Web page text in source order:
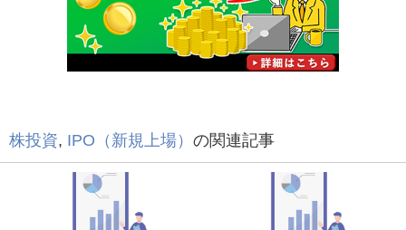
株投資, IPO（新規上場） の関連記事